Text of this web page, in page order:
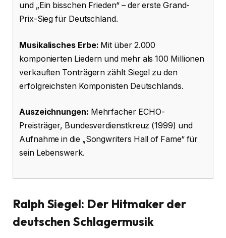
und „Ein bisschen Frieden“ – der erste Grand-
Prix-Sieg für Deutschland.
Musikalisches Erbe: Mit über 2.000
komponierten Liedern und mehr als 100 Millionen
verkauften Tonträgern zählt Siegel zu den
erfolgreichsten Komponisten Deutschlands.
Auszeichnungen: Mehrfacher ECHO-
Preisträger, Bundesverdienstkreuz (1999) und
Aufnahme in die „Songwriters Hall of Fame“ für
sein Lebenswerk.
Ralph Siegel: Der Hitmaker der
deutschen Schlagermusik